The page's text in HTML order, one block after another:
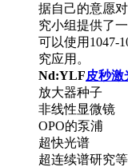
据自己的意愿
究小组提供了
可以使用1047-
究应用。
Nd:YLF皮秒激
放大器种子
非线性显微镜
OPO的泵浦
超快光谱
超连续谱研究等